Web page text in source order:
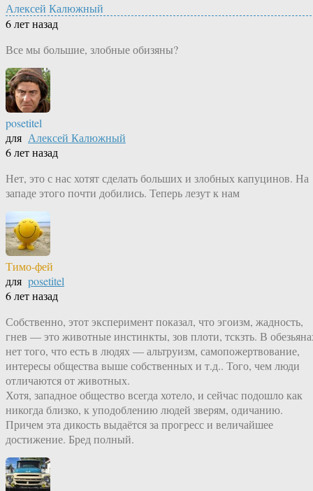
Алексей Калюжный
6 лет назад
Все мы большие, злобные обизяны?
posetitel
для Алексей Калюжный
6 лет назад
Нет, это с нас хотят сделать больших и злобных капуцинов. На
западе этого почти добились. Теперь лезут к нам
Тимо-фей
для posetitel
6 лет назад
Собственно, этот эксперимент показал, что эгоизм, жадность,
гнев — это животные инстинкты, зов плоти, тскзть. В
нет того, что есть в людях — альтруизм, самопожертвование,
интересы общества выше собственных и т.д.. Того, чем люди
отличаются от животных.
Хотя, западное общество всегда хотело, и сейчас подошло как
никогда близко, к уподоблению людей зверям, одичанию.
Причем эта дикость выдаётся за прогресс и величайшее
достижение. Бред полный.